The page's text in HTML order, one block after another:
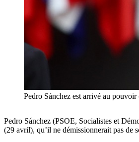
Pedro Sánchez est arrivé au
Pedro Sánchez (PSOE, Socialistes et
(29 avril), qu’il ne démissionnerait pas de